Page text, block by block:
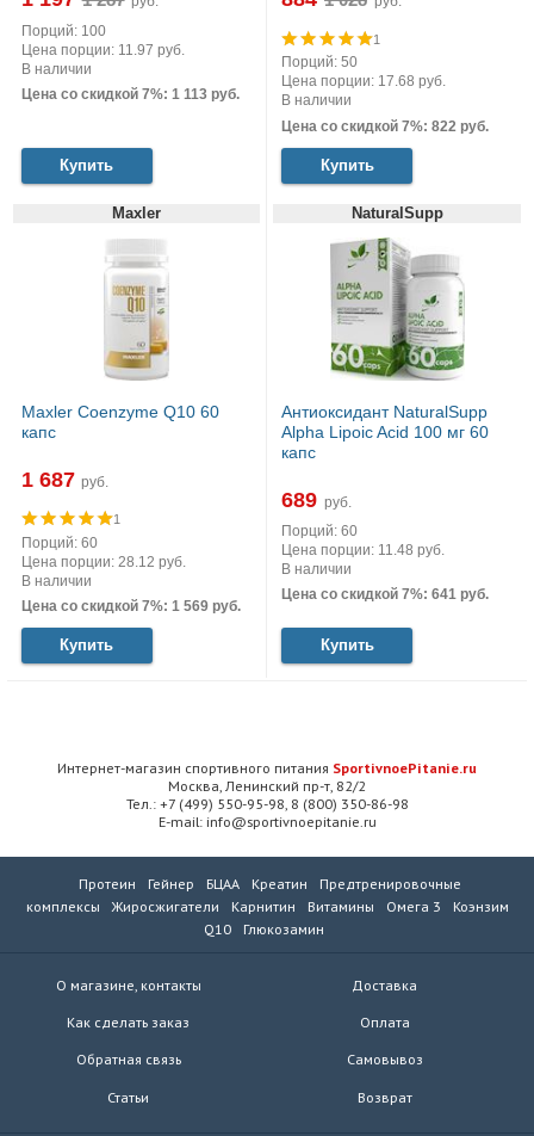
Порций: 100
Цена порции: 11.97 руб.
В наличии
Цена со скидкой 7%: 1 113 руб.
Купить
1
Порций: 50
Цена порции: 17.68 руб.
В наличии
Цена со скидкой 7%: 822 руб.
Купить
Maxler
Maxler Coenzyme Q10 60
капс
1 687 руб.
1
Порций: 60
Цена порции: 28.12 руб.
В наличии
Цена со скидкой 7%: 1 569 руб.
Купить
NaturalSupp
Антиоксидант NaturalSupp
Alpha Lipoic Acid 100 мг 60
капс
689 руб.
Порций: 60
Цена порции: 11.48 руб.
В наличии
Цена со скидкой 7%: 641 руб.
Купить
Интернет-магазин спортивного питания SportivnoePitanie.ru
Москва, Ленинский пр-т, 82/2
Тел.: +7 (499) 550-95-98, 8 (800) 350-86-98
E-mail: info@sportivnoepitanie.ru
Протеин Гейнер БЦАА Креатин
Предтренировочные
комплексы
Жиросжигатели Карнитин Витамины Омега 3
Коэнзим
Q10
Глюкозамин
О магазине, контакты
Как сделать заказ
Обратная связь
Статьи
Доставка
Оплата
Самовывоз
Возврат